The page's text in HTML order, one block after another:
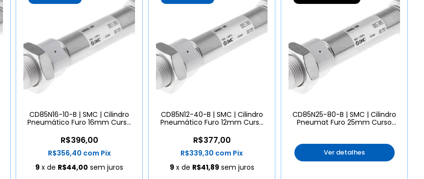
CD85N16-10-B | SMC | Cilindro
Pneumático Furo 16mm Curso
R$396,00
R$356,40 com Pix
9 x de R$44,00 sem juros
CD85N12-40-B | SMC | Cilindro
Pneumático Furo 12mm Curso
R$377,00
R$339,30 com Pix
9 x de R$41,89 sem juros
CD85N25-80-B | SMC | Cilindro
Pneumat Furo 25mm Curso
Ver detalhes